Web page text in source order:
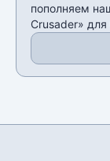
пополняем
Crusader»